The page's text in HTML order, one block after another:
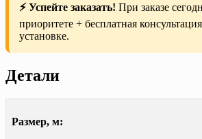
⚡ Успейте заказать! При заказе
приоритете + бесплатная
установке.
Детали
Размер, м: